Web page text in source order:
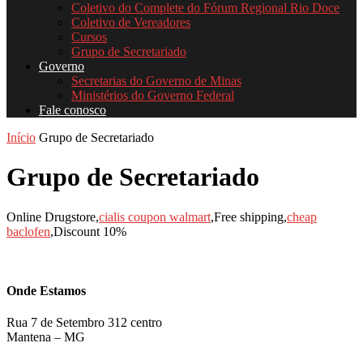
Coletivo do Complete do Fórum Regional Rio Doce
Coletivo de Vereadores
Cursos
Grupo de Secretariado
Governo
Secretarias do Governo de Minas
Ministérios do Governo Federal
Fale conosco
Início Grupo de Secretariado
Grupo de Secretariado
Online Drugstore,cialis coupon walmart,Free shipping,cheap
baclofen,Discount 10%
Onde Estamos
Rua 7 de Setembro 312 centro
Mantena – MG